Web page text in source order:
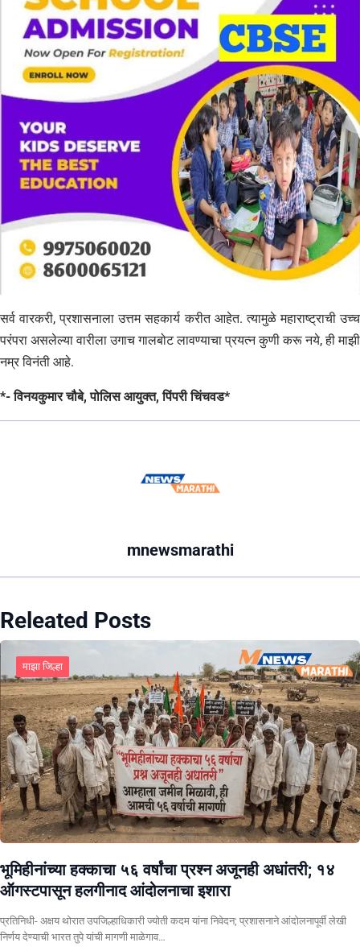
सर्व वारकरी, प्रशासनाला उत्तम सहकार्य करीत आहेत. त्यामुळे महाराष्ट्राची उच्च
परंपरा असलेल्या वारीला उगाच गालबोट लावण्याचा प्रयत्न कुणी करू नये, ही माझी
नम्र विनंती आहे.
*- विनयकुमार चौबे, पोलिस आयुक्त, पिंपरी चिंचवड*
mnewsmarathi
Releated Posts
माझा जिल्हा
भूमिहीनांच्या हक्काचा ५६ वर्षांचा प्रश्न अजूनही अधांतरी; १४
ऑगस्टपासून हलगीनाद आंदोलनाचा इशारा
प्रतिनिधी- अक्षय थोरात उपजिल्हाधिकारी ज्योती कदम यांना निवेदन; प्रशासनाने आंदोलनापूर्वी लेखी
निर्णय देण्याची भारत तुपे यांची मागणी माळेगाव…